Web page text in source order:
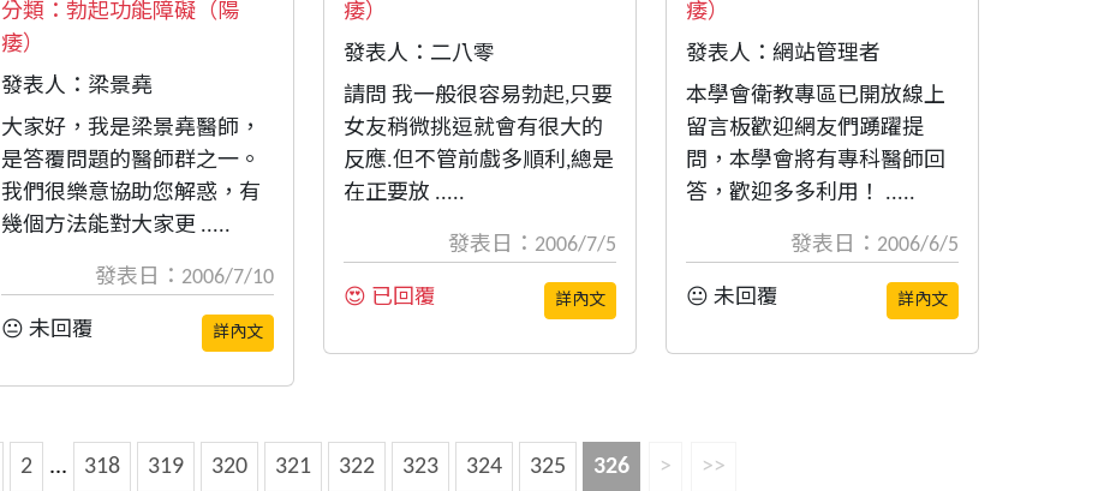
分類： 勃起功能障礙（陽
痿）
發表人：梁景堯
大家好，我是梁景堯醫師，
是答覆問題的醫師群之一。
我們很樂意協助您解惑，有
幾個方法能對大家更 .....
發表日：2006/7/10
😐 未回覆 詳內文
痿）
發表人：二八零
請問 我一般很容易勃起,只要
女友稍微挑逗就會有很大的
反應.但不管前戲多順利,總是
在正要放 .....
發表日：2006/7/5
😍 已回覆 詳內文
痿）
發表人：網站管理者
本學會衛教專區已開放線上
留言板歡迎網友們踴躍提
問，本學會將有專科醫師回
答，歡迎多多利用！ .....
發表日：2006/6/5
😐 未回覆 詳內文
2 ... 318 319 320 321 322 323 324 325 326 > >>